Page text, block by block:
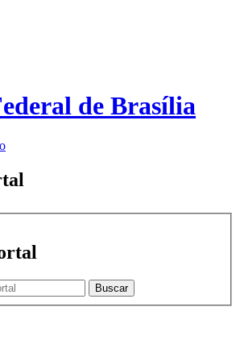
de Brasília
Buscar